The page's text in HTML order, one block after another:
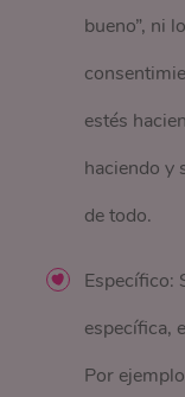
bueno”, ni
estés
haciendo y
de todo.
Específico:
específica,
Por